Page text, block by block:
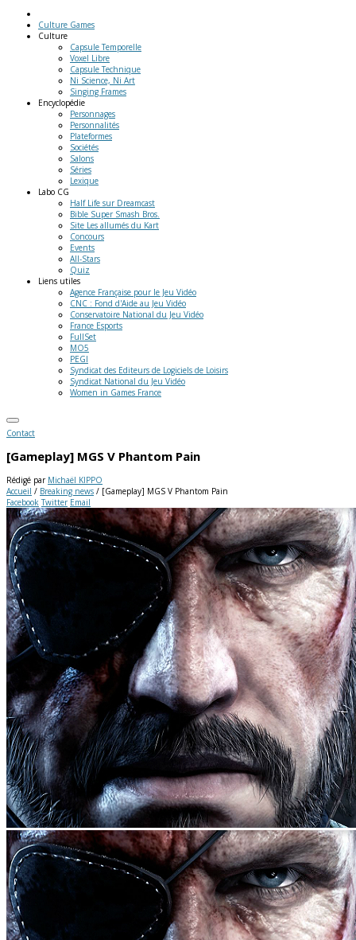
Culture Games
Culture
Capsule Temporelle
Voxel Libre
Capsule Technique
Ni Science, Ni Art
Singing Frames
Encyclopédie
Personnages
Personnalités
Plateformes
Sociétés
Salons
Séries
Lexique
Labo CG
Half Life sur Dreamcast
Bible Super Smash Bros.
Site Les allumés du Kart
Concours
Events
All-Stars
Quiz
Liens utiles
Agence Française pour le Jeu Vidéo
CNC : Fond d'Aide au Jeu Vidéo
Conservatoire National du Jeu Vidéo
France Esports
FullSet
MO5
PEGI
Syndicat des Editeurs de Logiciels de Loisirs
Syndicat National du Jeu Vidéo
Women in Games France
Contact
[Gameplay] MGS V Phantom Pain
Rédigé par Michaël KIPPO
Accueil / Breaking news / [Gameplay] MGS V Phantom Pain
Facebook Twitter Email